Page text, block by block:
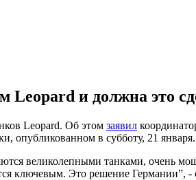
и должна это
Leopard. Об этом заявил
опубликованном в субботу, 21 января.
великолепными танками, очень
ключевым. Это решение Германии”, -